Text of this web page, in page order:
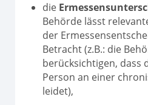
die
Behörde lässt
der
Betracht (z.B.: die
berücksichtigen, dass
Person an einer
leidet),